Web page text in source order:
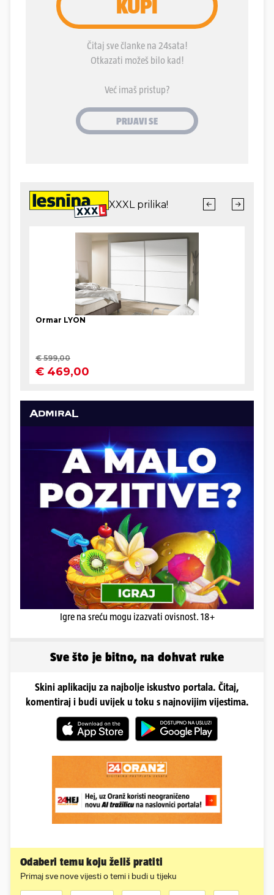
Igre na sreću mogu izazvati ovisnost. 18+
Sve što je bitno, na dohvat ruke
Skini aplikaciju za najbolje iskustvo portala. Čitaj,
komentiraj i budi uvijek u toku s najnovijim vijestima.
Odaberi temu koju želiš pratiti
Primaj sve nove vijesti o temi i budi u tijeku